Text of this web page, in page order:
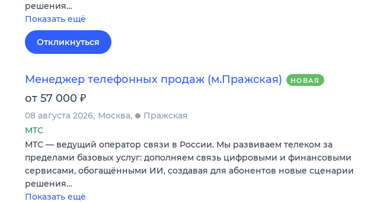
решения…
Показать ещё
Откликнуться
Менеджер телефонных продаж (м.Пражская) НОВАЯ
от 57 000 ₽
08 августа 2026 Москва
Пражская
МТС
МТС — ведущий оператор связи в России. Мы развиваем телеком за
пределами базовых услуг: дополняем связь цифровыми и финансовыми
сервисами, обогащёнными ИИ, создавая для абонентов новые сценарии
решения…
Показать ещё